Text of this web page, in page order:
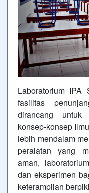
Laboratorium IPA
fasilitas
dirancang untuk
konsep-konsep
lebih mendalam
peralatan yang
aman,
dan eksperimen
keterampilan